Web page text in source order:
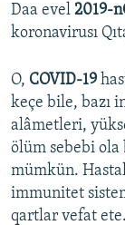
Daa evel 2019-
koronavirusı
O, COVID-19
keçe bile, bazı
alâmetleri,
ölüm sebebi
mümkün.
immunitet
qartlar vefat ete.